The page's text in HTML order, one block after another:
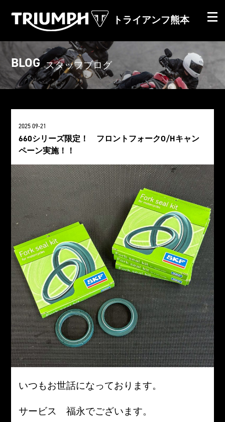
トライアンフ熊本
BLOG スタッフブログ
2025 09-21
660シリーズ限定！ フロントフォークO/Hキャン
ペーン実施！！
いつもお世話になっております。
サービス 福永でございます。